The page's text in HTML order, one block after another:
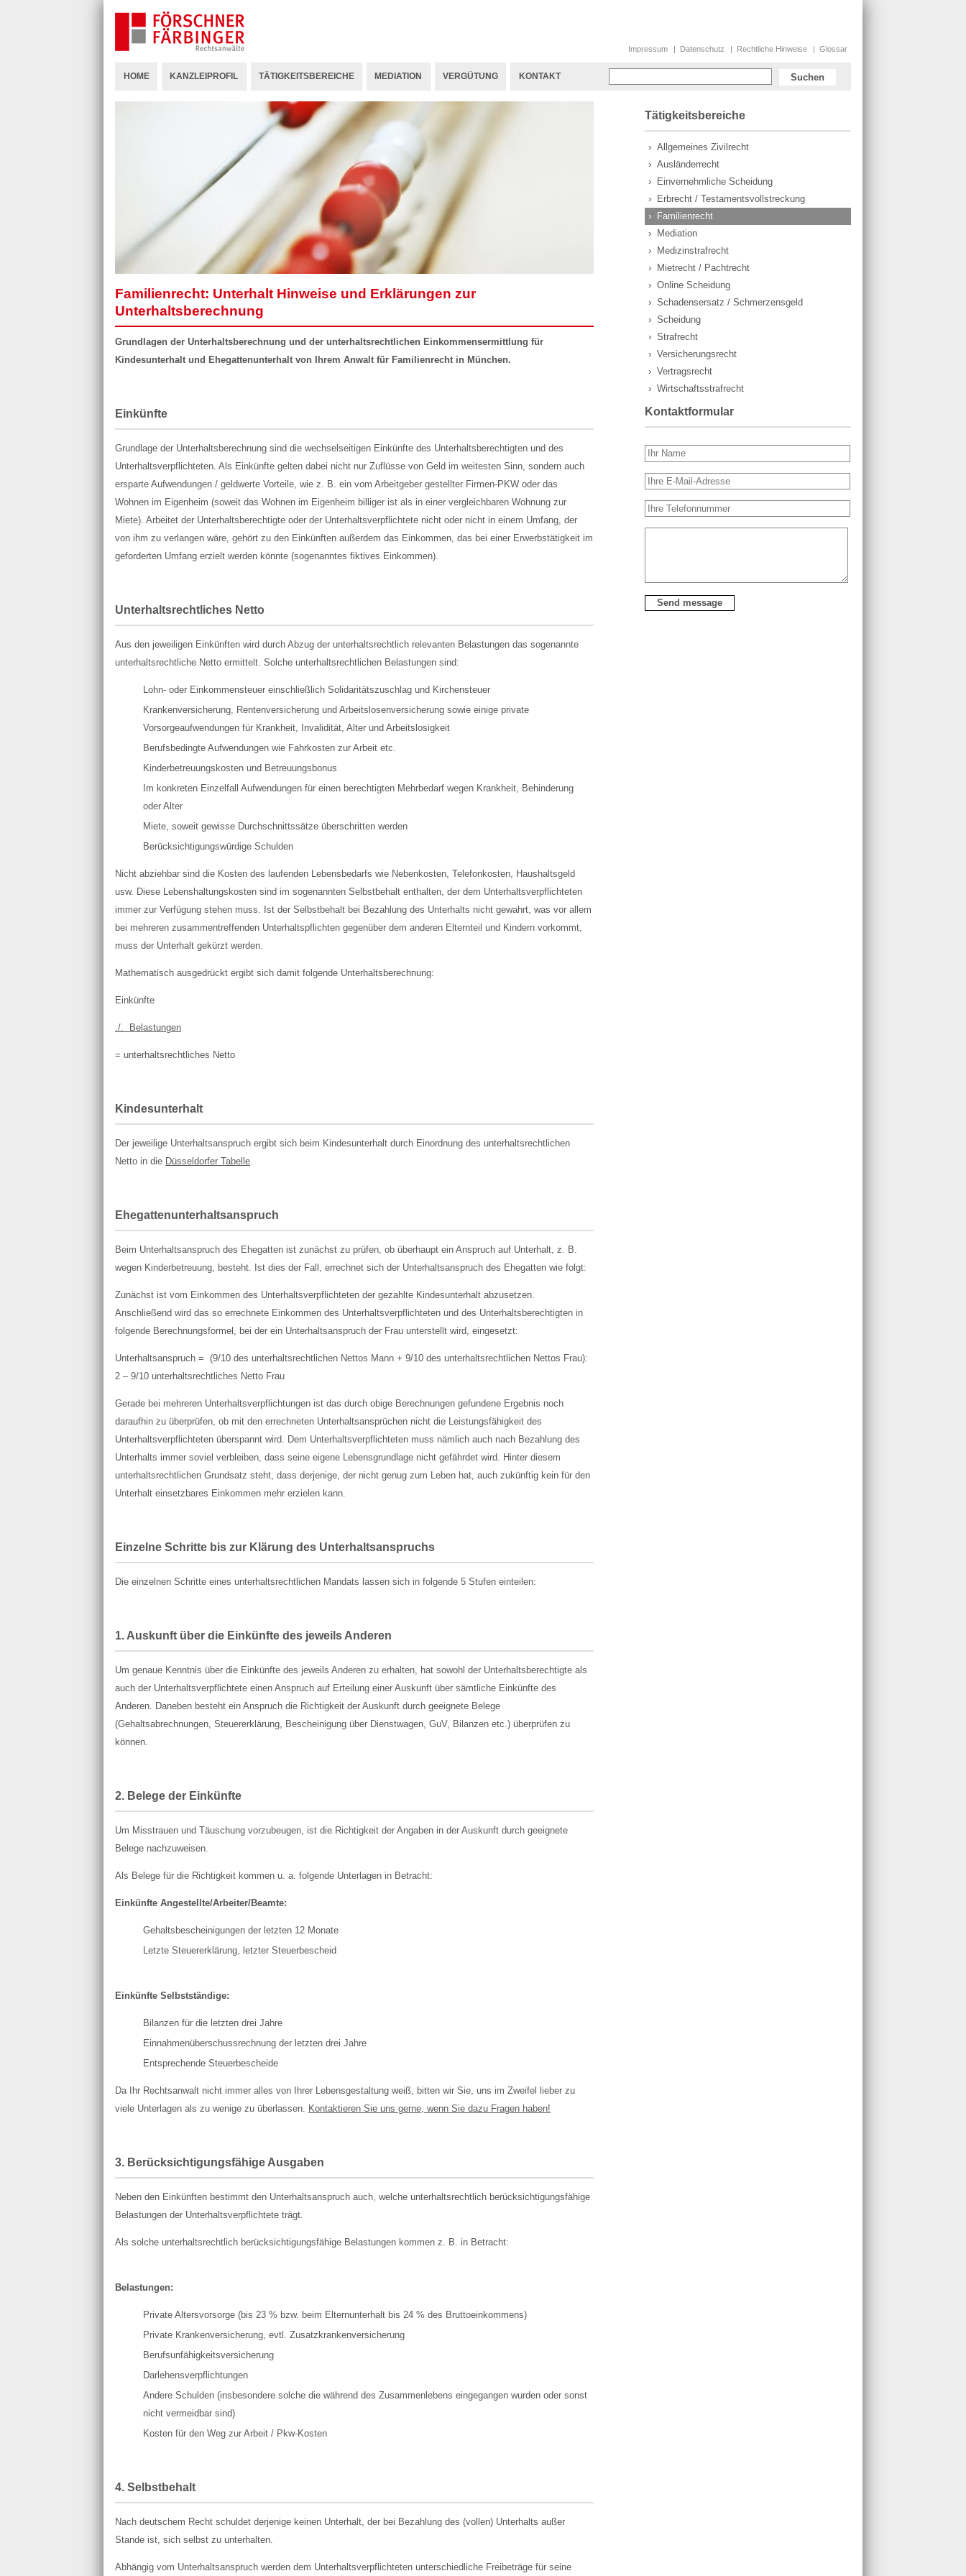
Secondary
links
Glossar
Rechtliche Hinweise
Datenschutz
Impressum
Navigation
HOME KANZLEIPROFIL TÄTIGKEITSBEREICHE MEDIATION VERGÜTUNG KONTAKT
Familienrecht: Unterhalt Hinweise und Erklärungen zur
Unterhaltsberechnung
Grundlagen der Unterhaltsberechnung und der unterhaltsrechtlichen Einkommensermittlung für
Kindesunterhalt und Ehegattenunterhalt von Ihrem Anwalt für Familienrecht in München.
Einkünfte
Grundlage der Unterhaltsberechnung sind die wechselseitigen Einkünfte des Unterhaltsberechtigten und des
Unterhaltsverpflichteten. Als Einkünfte gelten dabei nicht nur Zuflüsse von Geld im weitesten Sinn, sondern auch
ersparte Aufwendungen / geldwerte Vorteile, wie z. B. ein vom Arbeitgeber gestellter Firmen-PKW oder das
Wohnen im Eigenheim (soweit das Wohnen im Eigenheim billiger ist als in einer vergleichbaren Wohnung zur
Miete). Arbeitet der Unterhaltsberechtigte oder der Unterhaltsverpflichtete nicht oder nicht in einem Umfang, der
von ihm zu verlangen wäre, gehört zu den Einkünften außerdem das Einkommen, das bei einer Erwerbstätigkeit im
geforderten Umfang erzielt werden könnte (sogenanntes fiktives Einkommen).
Unterhaltsrechtliches Netto
Aus den jeweiligen Einkünften wird durch Abzug der unterhaltsrechtlich relevanten Belastungen das sogenannte
unterhaltsrechtliche Netto ermittelt. Solche unterhaltsrechtlichen Belastungen sind:
Lohn- oder Einkommensteuer einschließlich Solidaritätszuschlag und Kirchensteuer
Krankenversicherung, Rentenversicherung und Arbeitslosenversicherung sowie einige private
Vorsorgeaufwendungen für Krankheit, Invalidität, Alter und Arbeitslosigkeit
Berufsbedingte Aufwendungen wie Fahrkosten zur Arbeit etc.
Kinderbetreuungskosten und Betreuungsbonus
Im konkreten Einzelfall Aufwendungen für einen berechtigten Mehrbedarf wegen Krankheit, Behinderung
oder Alter
Miete, soweit gewisse Durchschnittssätze überschritten werden
Berücksichtigungswürdige Schulden
Nicht abziehbar sind die Kosten des laufenden Lebensbedarfs wie Nebenkosten, Telefonkosten, Haushaltsgeld
usw. Diese Lebenshaltungskosten sind im sogenannten Selbstbehalt enthalten, der dem Unterhaltsverpflichteten
immer zur Verfügung stehen muss. Ist der Selbstbehalt bei Bezahlung des Unterhalts nicht gewahrt, was vor allem
bei mehreren zusammentreffenden Unterhaltspflichten gegenüber dem anderen Elternteil und Kindern vorkommt,
muss der Unterhalt gekürzt werden.
Mathematisch ausgedrückt ergibt sich damit folgende Unterhaltsberechnung:
Einkünfte
./. Belastungen
= unterhaltsrechtliches Netto
Kindesunterhalt
Der jeweilige Unterhaltsanspruch ergibt sich beim Kindesunterhalt durch Einordnung des unterhaltsrechtlichen
Netto in die Düsseldorfer Tabelle
Ehegattenunterhaltsanspruch
Beim Unterhaltsanspruch des Ehegatten ist zunächst zu prüfen, ob überhaupt ein Anspruch auf Unterhalt, z. B.
wegen Kinderbetreuung, besteht. Ist dies der Fall, errechnet sich der Unterhaltsanspruch des Ehegatten wie folgt:
Zunächst ist vom Einkommen des Unterhaltsverpflichteten der gezahlte Kindesunterhalt abzusetzen.
Anschließend wird das so errechnete Einkommen des Unterhaltsverpflichteten und des Unterhaltsberechtigten in
folgende Berechnungsformel, bei der ein Unterhaltsanspruch der Frau unterstellt wird, eingesetzt:
Unterhaltsanspruch = (9/10 des unterhaltsrechtlichen Nettos Mann + 9/10 des unterhaltsrechtlichen Nettos Frau):
2 – 9/10 unterhaltsrechtliches Netto Frau
Gerade bei mehreren Unterhaltsverpflichtungen ist das durch obige Berechnungen gefundene Ergebnis noch
daraufhin zu überprüfen, ob mit den errechneten Unterhaltsansprüchen nicht die Leistungsfähigkeit des
Unterhaltsverpflichteten überspannt wird. Dem Unterhaltsverpflichteten muss nämlich auch nach Bezahlung des
Unterhalts immer soviel verbleiben, dass seine eigene Lebensgrundlage nicht gefährdet wird. Hinter diesem
unterhaltsrechtlichen Grundsatz steht, dass derjenige, der nicht genug zum Leben hat, auch zukünftig kein für den
Unterhalt einsetzbares Einkommen mehr erzielen kann.
Einzelne Schritte bis zur Klärung des Unterhaltsanspruchs
Die einzelnen Schritte eines unterhaltsrechtlichen Mandats lassen sich in folgende 5 Stufen einteilen:
1. Auskunft über die Einkünfte des jeweils Anderen
Um genaue Kenntnis über die Einkünfte des jeweils Anderen zu erhalten, hat sowohl der Unterhaltsberechtigte als
auch der Unterhaltsverpflichtete einen Anspruch auf Erteilung einer Auskunft über sämtliche Einkünfte des
Anderen. Daneben besteht ein Anspruch die Richtigkeit der Auskunft durch geeignete Belege
(Gehaltsabrechnungen, Steuererklärung, Bescheinigung über Dienstwagen, GuV, Bilanzen etc.) überprüfen zu
können.
2. Belege der Einkünfte
Um Misstrauen und Täuschung vorzubeugen, ist die Richtigkeit der Angaben in der Auskunft durch geeignete
Belege nachzuweisen.
Als Belege für die Richtigkeit kommen u. a. folgende Unterlagen in Betracht:
Einkünfte Angestellte/Arbeiter/Beamte:
Gehaltsbescheinigungen der letzten 12 Monate
Letzte Steuererklärung, letzter Steuerbescheid
Einkünfte Selbstständige:
Bilanzen für die letzten drei Jahre
Einnahmenüberschussrechnung der letzten drei Jahre
Entsprechende Steuerbescheide
Da Ihr Rechtsanwalt nicht immer alles von Ihrer Lebensgestaltung weiß, bitten wir Sie, uns im Zweifel lieber zu
viele Unterlagen als zu wenige zu überlassen.
Kontaktieren Sie uns gerne, wenn Sie dazu Fragen haben!
3. Berücksichtigungsfähige Ausgaben
Neben den Einkünften bestimmt den Unterhaltsanspruch auch, welche unterhaltsrechtlich berücksichtigungsfähige
Belastungen der Unterhaltsverpflichtete trägt.
Als solche unterhaltsrechtlich berücksichtigungsfähige Belastungen kommen z. B. in Betracht:
Belastungen:
Private Altersvorsorge (bis 23 % bzw. beim Elternunterhalt bis 24 % des Bruttoeinkommens)
Private Krankenversicherung, evtl. Zusatzkrankenversicherung
Berufsunfähigkeitsversicherung
Darlehensverpflichtungen
Andere Schulden (insbesondere solche die während des Zusammenlebens eingegangen wurden oder sonst
nicht vermeidbar sind)
Kosten für den Weg zur Arbeit / Pkw-Kosten
4. Selbstbehalt
Nach deutschem Recht schuldet derjenige keinen Unterhalt, der bei Bezahlung des (vollen) Unterhalts außer
Stande ist, sich selbst zu unterhalten.
Abhängig vom Unterhaltsanspruch werden dem Unterhaltsverpflichteten unterschiedliche Freibeträge für seine
Tätigkeitsbereiche
Allgemeines Zivilrecht
Ausländerrecht
Einvernehmliche Scheidung
Erbrecht / Testamentsvollstreckung
Familienrecht
Mediation
Medizinstrafrecht
Mietrecht / Pachtrecht
Online Scheidung
Schadensersatz / Schmerzensgeld
Scheidung
Strafrecht
Versicherungsrecht
Vertragsrecht
Wirtschaftsstrafrecht
Kontaktformular